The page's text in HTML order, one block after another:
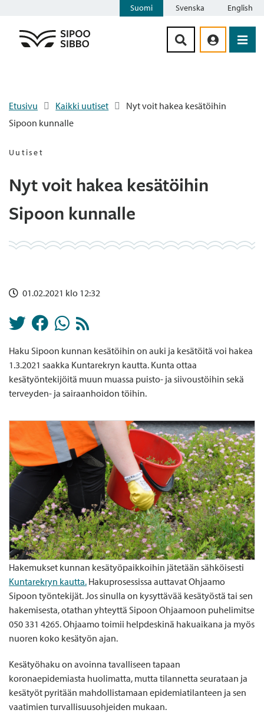
Suomi Svenska English
Etusivu Kaikki uutiset
Nyt voit hakea kesätöihin
Sipoon kunnalle
Uutiset
Nyt voit hakea kesätöihin
Sipoon kunnalle
01.02.2021 klo 12:32
Haku Sipoon kunnan kesätöihin on auki ja kesätöitä voi hakea
1.3.2021 saakka Kuntarekryn kautta. Kunta ottaa
kesätyöntekijöitä muun muassa puisto- ja siivoustöihin sekä
terveyden- ja sairaanhoidon töihin.
Hakemukset kunnan kesätyöpaikkoihin jätetään sähköisesti
Kuntarekryn kautta. Hakuprosessissa auttavat Ohjaamo
Sipoon työntekijät. Jos sinulla on kysyttävää kesätyöstä tai sen
hakemisesta, otathan yhteyttä Sipoon Ohjaamoon puhelimitse
050 331 4265. Ohjaamo toimii helpdeskinä hakuaikana ja myös
nuoren koko kesätyön ajan.
Kesätyöhaku on avoinna tavalliseen tapaan
koronaepidemiasta huolimatta, mutta tilannetta seurataan ja
kesätyöt pyritään mahdollistamaan epidemiatilanteen ja sen
vaatimien turvallisuusohjeiden mukaan.